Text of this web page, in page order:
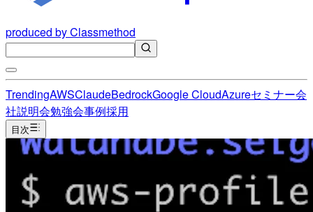
produced by Classmethod
TrendingAWSClaudeBedrockGoogle CloudAzureセミナー会
社説明会勉強会事例採用
目次